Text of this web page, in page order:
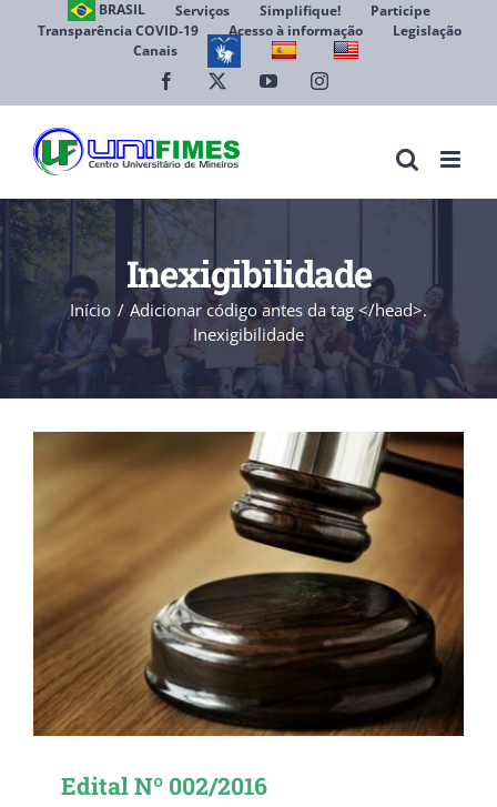
BRASIL Serviços Simplifique!
Participe
Transparência COVID-19
Acesso à informação
Legislação
Canais
Facebook YouTubeInstagram
Inexigibilidade
Início
Adicionar código antes da tag </head>.
Inexigibilidade
Edital Nº 002/2016